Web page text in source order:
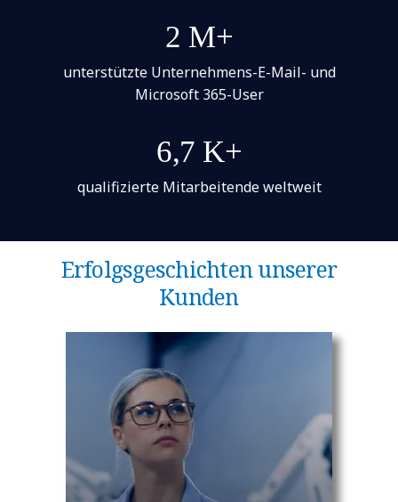
2 M+
unterstützte Unternehmens-E-Mail- und
Microsoft 365-User
6,7 K+
qualifizierte Mitarbeitende weltweit
Erfolgsgeschichten unserer
Kunden